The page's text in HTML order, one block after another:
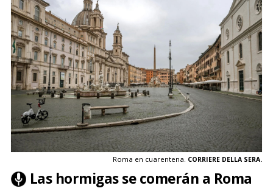
Roma en cuarentena. CORRIERE DELLA SERA.
Las hormigas se comerán a Roma